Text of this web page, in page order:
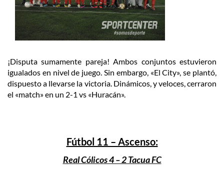
¡Disputa sumamente pareja! Ambos conjuntos estuvieron
igualados en nivel de juego. Sin embargo, «El City», se plantó,
dispuesto a llevarse la victoria. Dinámicos, y veloces, cerraron
el «match» en un 2-1 vs «Huracán».
Fútbol 11 – Ascenso:
Real Cólicos 4 – 2 Tacua FC